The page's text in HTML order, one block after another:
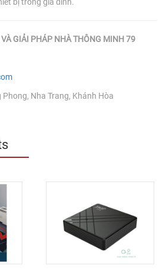
GIẢI PHÁP NHÀ THÔNG MINH 79
Nha Trang, Khánh Hòa